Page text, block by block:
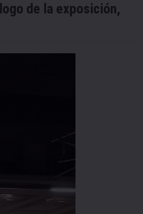
de la exposición,